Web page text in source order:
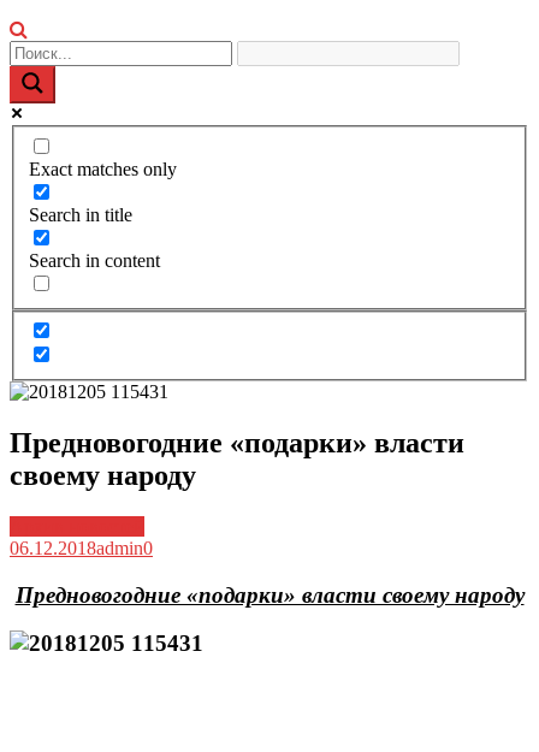
Exact matches only
Search in title
Search in content
Предновогодние «подарки» власти
своему народу
06.12.2018admin0
Предновогодние «подарки» власти своему народу